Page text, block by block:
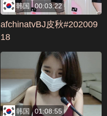
韩国 00:03:22
afchinatvBJ皮秋#202009
18
韩国 01:08:55